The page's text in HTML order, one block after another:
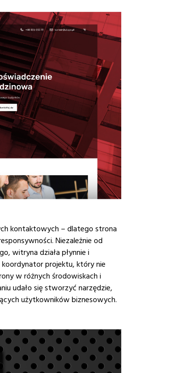
kontaktowych – dlatego strona
Niezależnie od
witryna działa płynnie i
projektu, który nie
w różnych środowiskach i
udało się stworzyć narzędzie,
użytkowników biznesowych.